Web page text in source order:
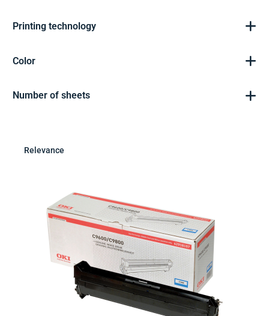
Printing technology
Color
Number of sheets
Relevance